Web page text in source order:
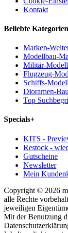
Kontakt
Beliebte Kategorien
Marken-
Modellbau-
Militär-
Flugzeug-
Schiffs-
Dioramen-Bau
Top
Specials+
KITS -
Restock -
Gutscheine
Newsletter
Mein
Copyright © 2026
alle Rechte
jeweiligen
Mit der Benutzung